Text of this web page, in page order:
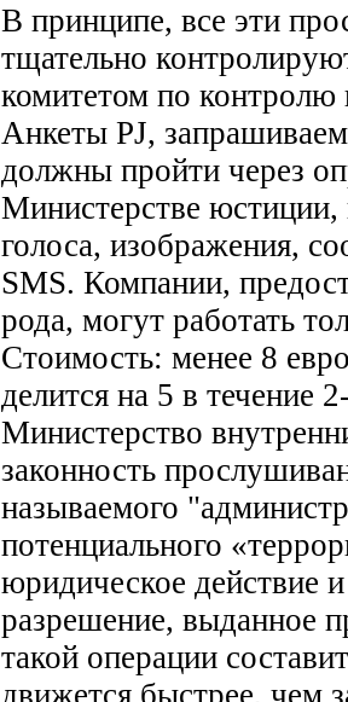
В принципе, все эти
тщательно
комитетом по контролю
Анкеты PJ,
должны пройти через
Министерстве юстиции,
голоса, изображения,
SMS. Компании,
рода, могут работать
Стоимость: менее 8
делится на 5 в течение
Министерство
законность
называемого
потенциального
юридическое действие
разрешение, выданное
такой операции
движется быстрее, чем